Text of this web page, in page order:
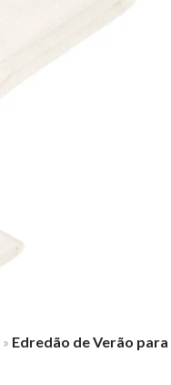
» Edredão de Verão para